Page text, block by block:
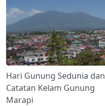
Hari Gunung Sedunia dan
Catatan Kelam Gunung
Marapi